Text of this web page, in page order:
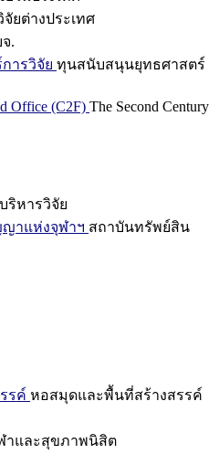
ยต่างประเทศ
.
ารวิจัย ทุนสนับสนุนยุทธศาสตร์
Office (C2F) The Second Century
ริหารวิจัย
าแห่งจุฬาฯ สถาบันทรัพย์สิน
รค์ หอสมุดและพื้นที่สร้างสรรค์
าและสุขภาพนิสิต